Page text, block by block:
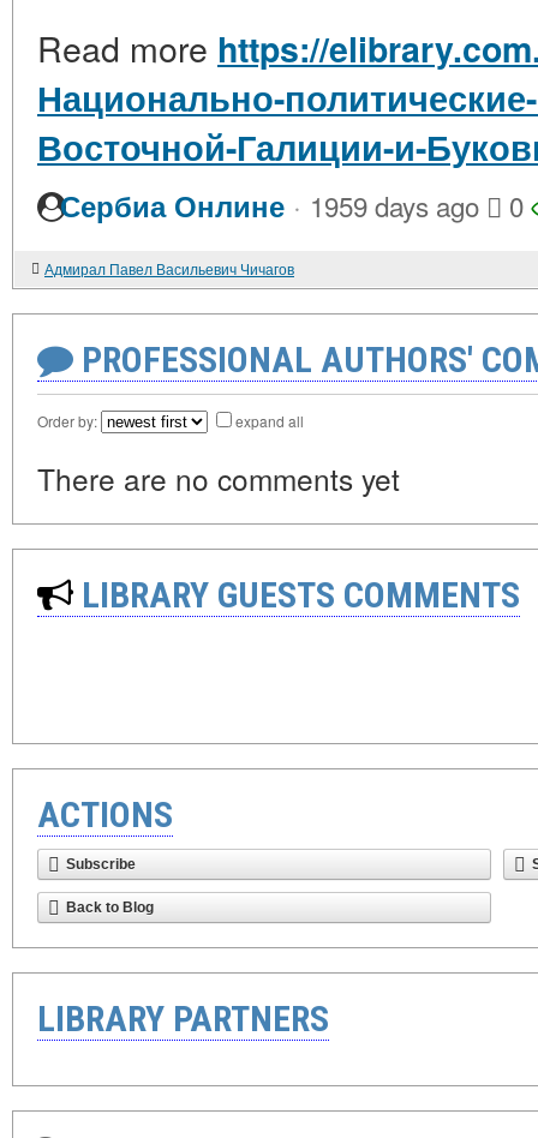
Read more https://
Национально-
Восточной-Галиции-и-
Сербиа Онлине · 1959 days ago 0
Адмирал Павел Васильевич Чичагов
PROFESSIONAL AUTHORS'
Order by: expand all
There are no comments yet
LIBRARY GUESTS COMMENTS
ACTIONS
Subscribe
Back to Blog
LIBRARY PARTNERS